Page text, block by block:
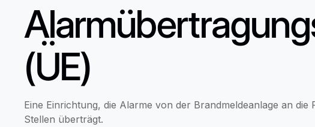
(ÜE)
Eine Einrichtung, die Alarme von der Brandmeldeanlage an die
Stellen überträgt.